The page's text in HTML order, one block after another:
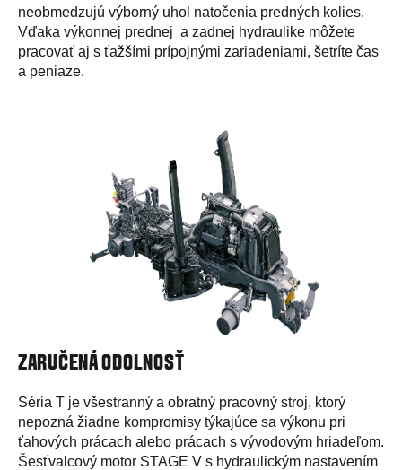
neobmedzujú výborný uhol natočenia predných kolies.
Vďaka výkonnej prednej a zadnej hydraulike môžete
pracovať aj s ťažšími prípojnými zariadeniami, šetríte čas
a peniaze.
ZARUČENÁ ODOLNOSŤ
Séria T je všestranný a obratný pracovný stroj, ktorý
nepozná žiadne kompromisy týkajúce sa výkonu pri
ťahových prácach alebo prácach s vývodovým hriadeľom.
Šesťvalcový motor STAGE V s hydraulickým nastavením